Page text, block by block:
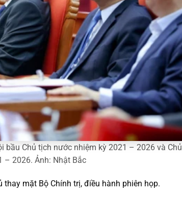
bầu Chủ tịch nước nhiệm kỳ 2021 – 2026 và Chủ
– 2026. Ảnh: Nhật Bắc
thay mặt Bộ Chính trị, điều hành phiên họp.